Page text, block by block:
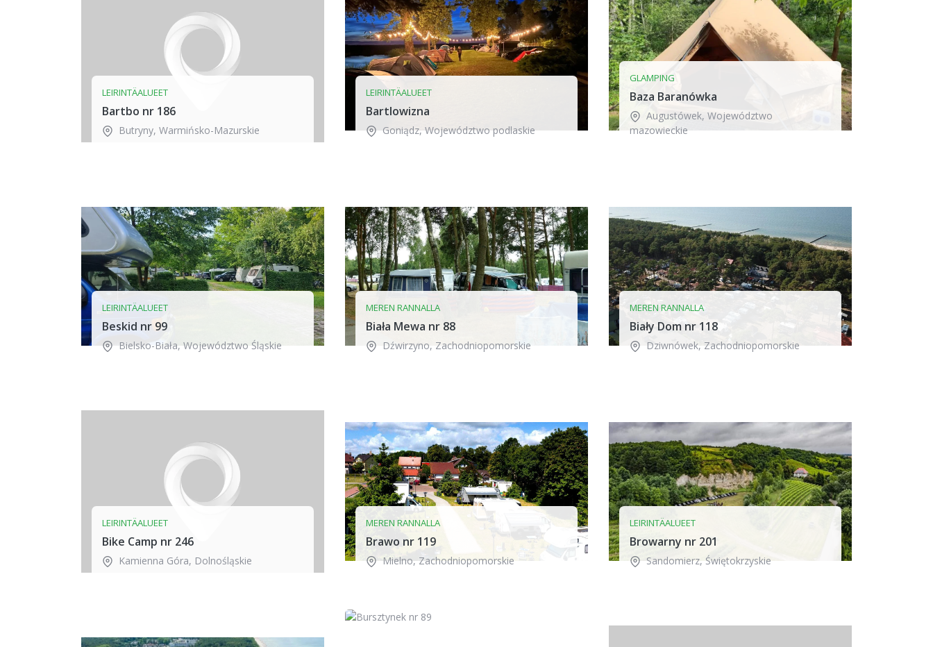
LEIRINTÄALUEET
Bartbo nr 186
Butryny, Warmińsko-Mazurskie
LEIRINTÄALUEET
Bartlowizna
Goniądz,Województwo podlaskie
GLAMPING
Baza Baranówka
Augustówek, Województwo
mazowieckie
LEIRINTÄALUEET
Beskid nr 99
Bielsko-Biała, Województwo Śląskie
MEREN RANNALLA
Biała Mewa nr 88
Dźwirzyno, Zachodniopomorskie
MEREN RANNALLA
Biały Dom nr 118
Dziwnówek, Zachodniopomorskie
LEIRINTÄALUEET
Bike Camp nr 246
Kamienna Góra, Dolnośląskie
MEREN RANNALLA
Brawo nr 119
Mielno,Zachodniopomorskie
LEIRINTÄALUEET
Browarny nr 201
Sandomierz, Świętokrzyskie